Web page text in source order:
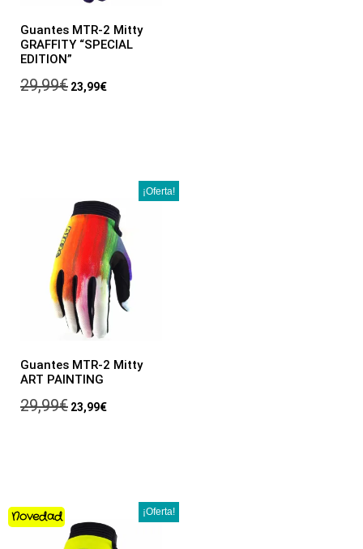
Guantes MTR-2 Mitty
GRAFFITY “SPECIAL
EDITION”
29,99€ 23,99€
¡Oferta!
Guantes MTR-2 Mitty
ART PAINTING
29,99€ 23,99€
¡Oferta!
Novedad